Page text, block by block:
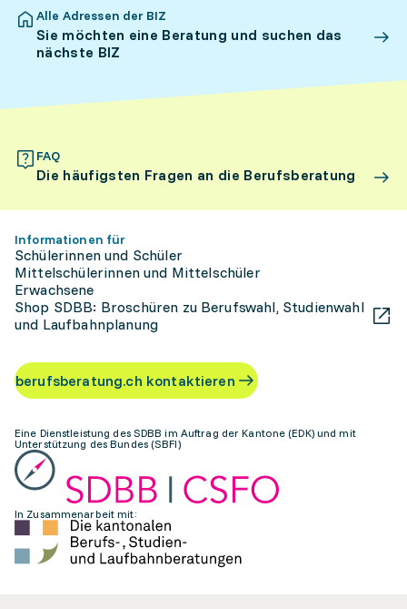
Alle Adressen der BIZ
Sie möchten eine Beratung und suchen das
nächste BIZ
FAQ
Die häufigsten Fragen an die Berufsberatung
Informationen für
Schülerinnen und Schüler
Mittelschülerinnen und Mittelschüler
Erwachsene
Shop SDBB: Broschüren zu Berufswahl, Studienwahl
und Laufbahnplanung
berufsberatung.ch kontaktieren
Eine Dienstleistung des SDBB im Auftrag der Kantone (EDK) und mit
Unterstützung des Bundes (SBFI)
In Zusammenarbeit mit: